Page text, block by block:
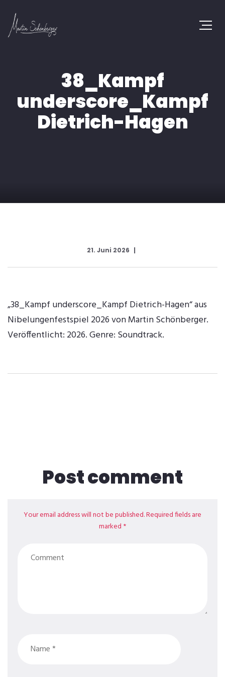
38_Kampf
underscore_Kampf
Dietrich-Hagen
21. Juni 2026
„38_Kampf underscore_Kampf Dietrich-Hagen“ aus
Nibelungenfestspiel 2026 von Martin Schönberger.
Veröffentlicht: 2026. Genre: Soundtrack.
Post comment
Your email address will not be published. Required fields are
marked *